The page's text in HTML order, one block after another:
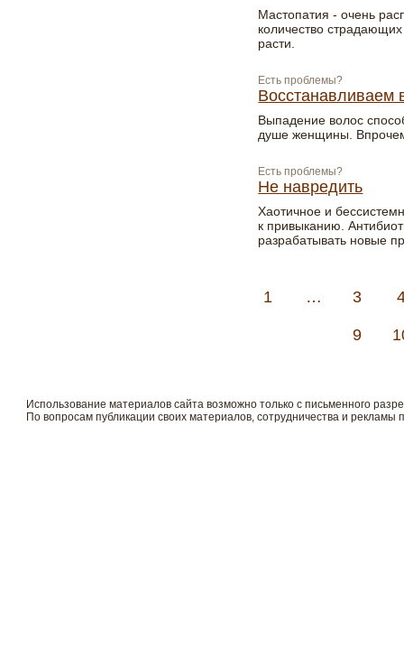
Мастопатия - очень
количество
расти.
Есть проблемы?
Восстанавливаем
Выпадение волос
душе женщины.
Есть проблемы?
Не навредить
Хаотичное и
к привыканию.
разрабатывать новые
1 … 3
9
Использование материалов сайта возможно только с письменного
По вопросам публикации своих материалов, сотрудничества и